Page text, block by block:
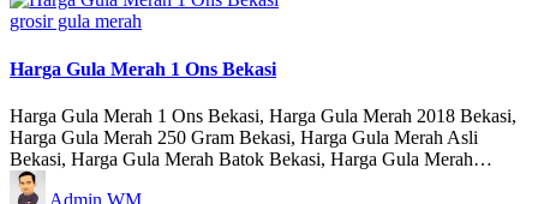
Posted
grosir gula merah
Harga Gula Merah 1 Ons Bekasi
Harga Gula Merah 1 Ons Bekasi, Harga Gula Merah 2018 Bekasi,
Harga Gula Merah 250 Gram Bekasi, Harga Gula Merah Asli
Bekasi, Harga Gula Merah Batok Bekasi, Harga Gula Merah…
Posted
Admin WM